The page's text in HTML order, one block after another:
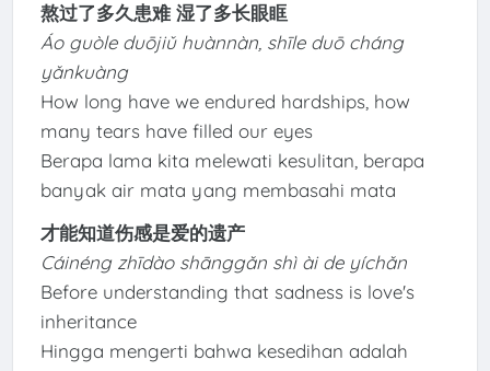
熬过了多久患难 湿了多长眼眶
Áo guòle duōjiǔ huànnàn, shīle duō cháng
yǎnkuàng
How long have we endured hardships, how
many tears have filled our eyes
Berapa lama kita melewati kesulitan, berapa
banyak air mata yang membasahi mata
才能知道伤感是爱的遗产
Cáinéng zhīdào shānggǎn shì ài de yíchǎn
Before understanding that sadness is love's
inheritance
Hingga mengerti bahwa kesedihan adalah